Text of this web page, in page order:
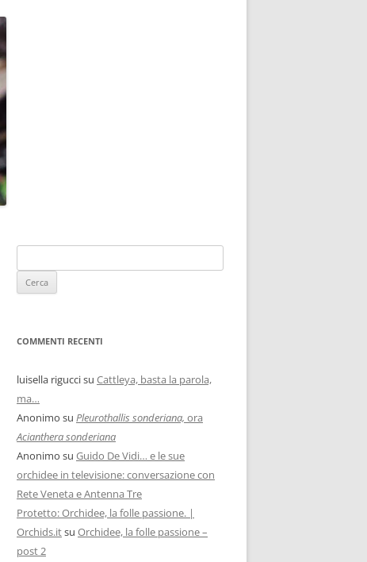
COMMENTI RECENTI
luisella riguccisu Cattleya, basta la parola,
ma…
Anonimo su Pleurothallis sonderiana, ora
Acianthera sonderiana
Anonimo su Guido De Vidi… e le sue
orchidee in televisione: conversazione con
Rete Veneta e Antenna Tre
Protetto: Orchidee, la folle passione. |
Orchids.itsu Orchidee, la folle passione –
post 2